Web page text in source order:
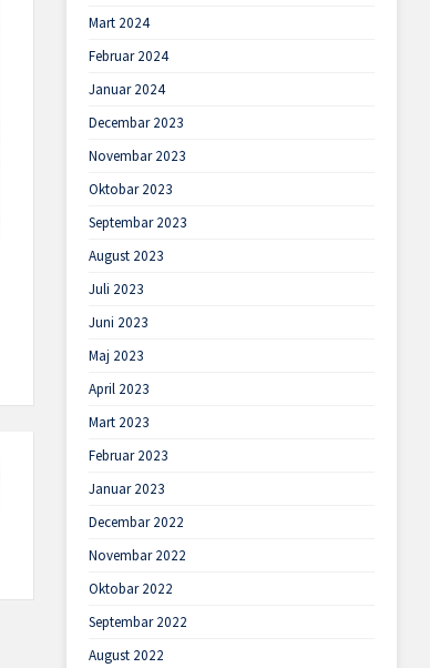
Mart 2024
Februar 2024
Januar 2024
Decembar 2023
Novembar 2023
Oktobar 2023
Septembar 2023
August 2023
Juli 2023
Juni 2023
Maj 2023
April 2023
Mart 2023
Februar 2023
Januar 2023
Decembar 2022
Novembar 2022
Oktobar 2022
Septembar 2022
August 2022